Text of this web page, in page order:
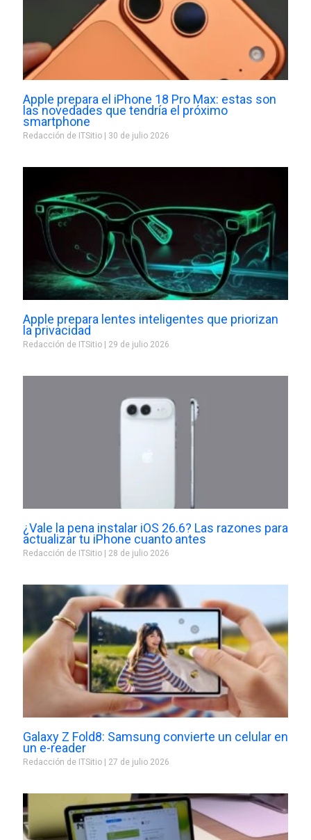
Apple prepara el iPhone 18 Pro Max: estas son
las novedades que tendría el próximo
smartphone
Redacción de ITSitio 30 de julio 2026
Apple prepara lentes inteligentes que priorizan
la privacidad
Redacción de ITSitio 29 de julio 2026
¿Vale la pena instalar iOS 26.6? Las razones para
actualizar tu iPhone cuanto antes
Redacción de ITSitio 28 de julio 2026
Galaxy Z Fold8: Samsung convierte un celular en
un e-reader
Redacción de ITSitio 27 de julio 2026